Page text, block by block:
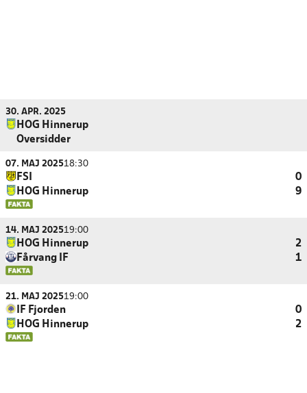
30. APR. 2025
HOG Hinnerup
Oversidder
07. MAJ 202518:30
FSI
0
HOG Hinnerup
9
14. MAJ 202519:00
HOG Hinnerup
2
Fårvang IF
1
21. MAJ 202519:00
IF Fjorden
0
HOG Hinnerup
2